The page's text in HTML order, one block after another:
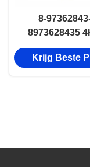
8-
8973628435
Isuzu
Bedrading
Krijg Beste